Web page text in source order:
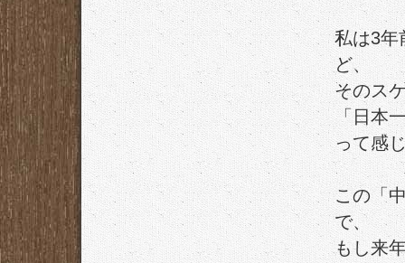
私は3年
ど、
そのス
「日本
って感
この「
で、
もし来